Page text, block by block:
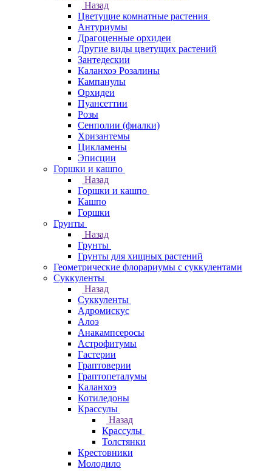
Назад
Цветущие комнатные растения
Антуриумы
Драгоценные орхидеи
Другие виды цветущих растений
Зантедескии
Каланхоэ Розалины
Кампанулы
Орхидеи
Пуансеттии
Розы
Сенполии (фиалки)
Хризантемы
Цикламены
Эписции
Горшки и кашпо
Назад
Горшки и кашпо
Кашпо
Горшки
Грунты
Назад
Грунты
Грунты для хищных растений
Геометрические флорариумы с суккулентами
Суккуленты
Назад
Суккуленты
Адромискус
Алоэ
Анакампсеросы
Астрофитумы
Гастерии
Граптоверии
Граптопеталумы
Каланхоэ
Котиледоны
Крассулы
Назад
Крассулы
Толстянки
Крестовники
Молодило